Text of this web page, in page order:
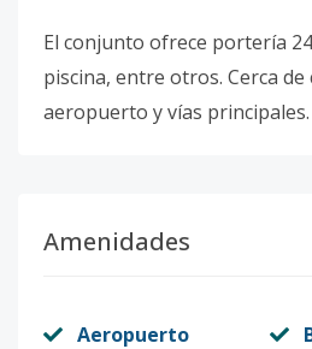
El conjunto ofrece portería
piscina, entre otros. Cerca
aeropuerto y vías principales.
Amenidades
Aeropuerto